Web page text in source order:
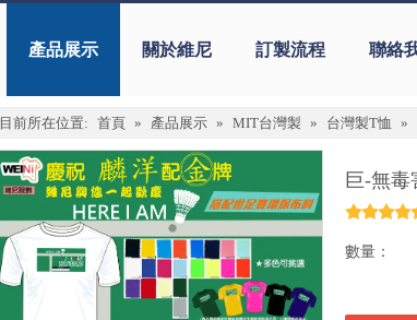
產品展示 關於維尼 訂製流程 聯絡
目前所在位置: 首頁 » 產品展示 » MIT台灣製 » 台灣製T恤 »
巨-無
數量：